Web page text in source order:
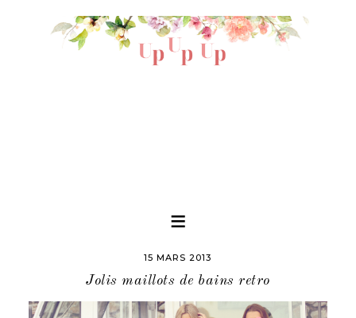
15 MARS 2013
Jolis maillots de bains retro